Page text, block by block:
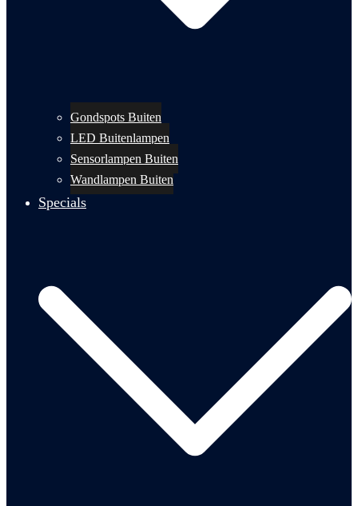
Gondspots Buiten
LED Buitenlampen
Sensorlampen Buiten
Wandlampen Buiten
Specials